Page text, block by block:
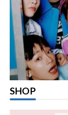
SHOP